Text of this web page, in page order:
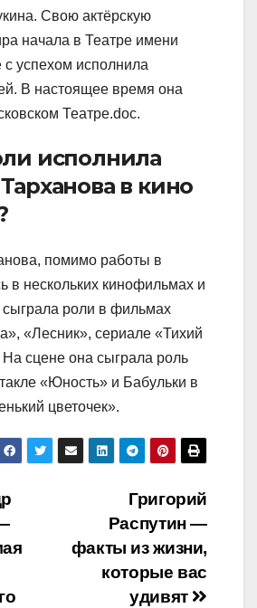
Свою актёрскую
начала в Театре имени
с успехом исполнила
В настоящее время она
Театре.doc.
исполнила
в кино
помимо работы в
в нескольких кинофильмах и
роли в фильмах
«Лесник», сериале «Тихий
На сцене она сыграла роль
«Юность» и Бабульки в
цветочек».
Григорий
Распутин —
факты из жизни,
которые вас
удивят